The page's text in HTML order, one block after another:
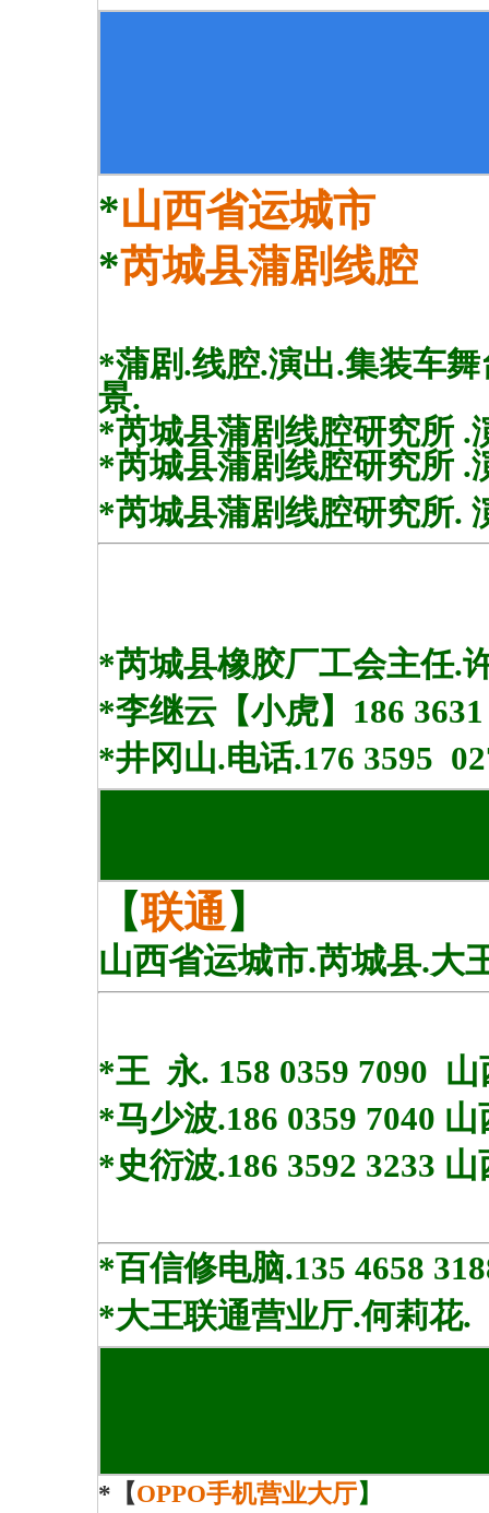
*山西省运城市
*芮城县蒲剧线腔
*蒲剧.线腔.演出.集装车
景.
*芮城县蒲剧线腔研究所 .
*芮城县蒲剧线腔研究所
*芮城县蒲剧线腔研究所.
*芮城县橡胶厂工会主任.
*李继云【小虎】186 3631
*井冈山.电话.176 3595
【联通】
山西省运城市.芮城县.大
*王 永. 158 0359 7090 山
*马少波.186 0359 7040
*史衍波.186 3592 3233
*百信修电脑.135 4658
*大王联通营业厅.何莉花.
*【OPPO手机营业大厅】